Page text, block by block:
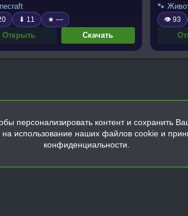
⬇ 11 ★ —
Открыть Скачать
🐾
👁 93
персонализировать контент и сохранить
использование наших файлов cookie и
конфиденциальности.